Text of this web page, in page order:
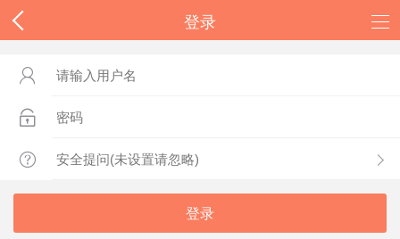
登录



登录